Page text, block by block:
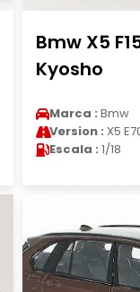
Bmw X5
Kyosho
Marca : Bmw
Version : X5
Escala : 1/18